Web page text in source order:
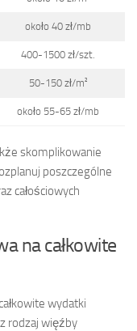
około 40 zł/mb
400-1500 zł/szt.
50-150 zł/m²
około 55-65 zł/mb
skomplikowanie
poszczególne
całościowych
na całkowite
wydatki
rodzaj więźby